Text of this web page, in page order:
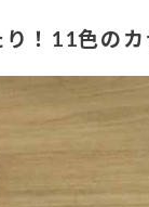
！11色の